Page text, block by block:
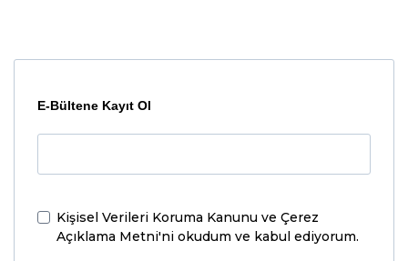
E-Bültene Kayıt Ol
Kişisel Verileri Koruma Kanunu ve Çerez
Açıklama Metni'ni okudum ve kabul ediyorum.